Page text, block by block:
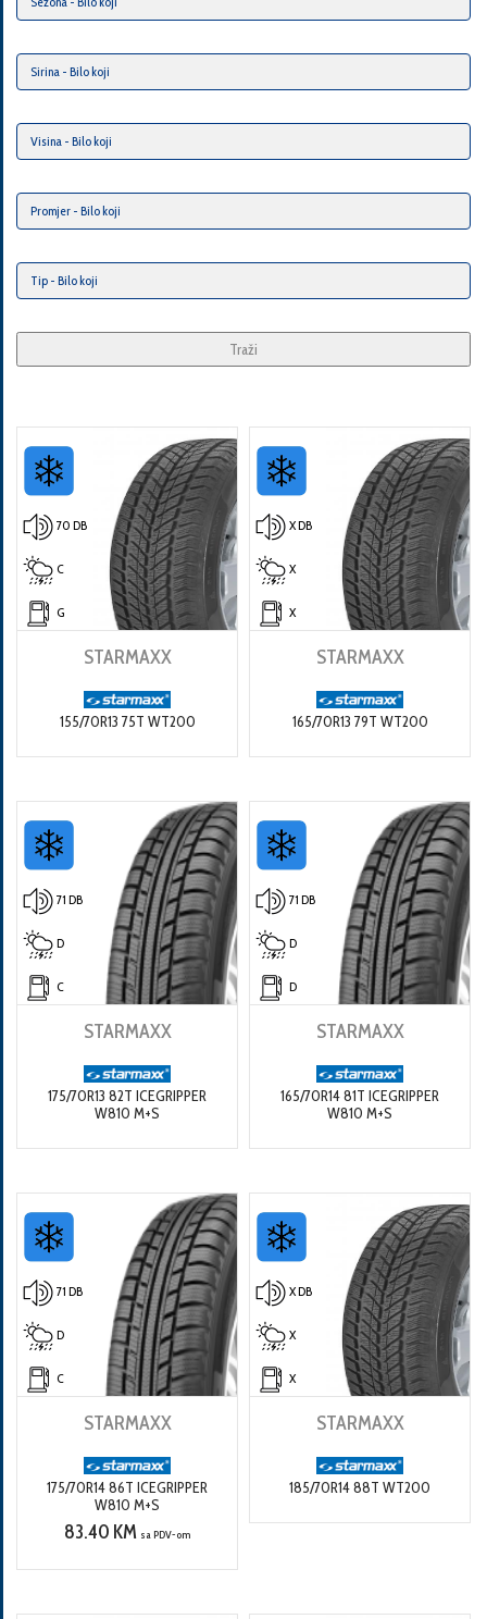
Traži
70 DB
C
G
STARMAXX
155/70R13 75T WT200
X DB
X
X
STARMAXX
165/70R13 79T WT200
71 DB
D
C
STARMAXX
175/70R13 82T ICEGRIPPER
W810 M+S
71 DB
D
D
STARMAXX
165/70R14 81T ICEGRIPPER
W810 M+S
71 DB
D
C
STARMAXX
175/70R14 86T ICEGRIPPER
W810 M+S
83.40 KM sa PDV-om
X DB
X
X
STARMAXX
185/70R14 88T WT200